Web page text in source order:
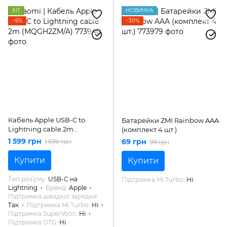
ХІТ
−6%
Кабель Apple USB-C to
Lightning cable 2m
(MQGH2ZM/A)
1 599 грн 1 699 грн
Купити
Тип роз'єму USB-C на
Lightning
Бренд Apple
Підтримка швидкої зарядки
Так
Підтримка Mi Turbo Ні
Підтримка SuperVooc Ні
Підтримка OTG Ні
НОВИНКА
−30%
Батарейки ZMI Rainbow AAA
(комплект 4 шт.)
69 грн 99 грн
Купити
Підтримка Mi Turbo Ні